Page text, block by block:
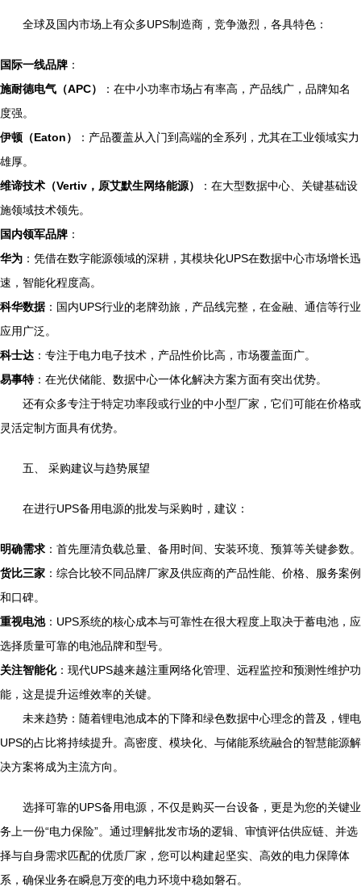
全球及国内市场上有众多UPS制造商，竞争激烈，各具特色：
国际一线品牌 ：
施耐德电气（APC）
：在中小功率市场占有率高，产品线广，品牌知名
度强。
伊顿（Eaton）
：产品覆盖从入门到高端的全系列，尤其在工业领域实力
雄厚。
维谛技术（Vertiv，原艾默生网络能源）
：在大型数据中心、关键基础设
施领域技术领先。
国内领军品牌 ：
华为 ：凭借在数字能源领域的深耕，其模块化UPS在数据中心市场增长迅
速，智能化程度高。
科华数据：国内UPS行业的老牌劲旅，产品线完整，在金融、通信等行业
应用广泛。
科士达 ：专注于电力电子技术，产品性价比高，市场覆盖面广。
易事特：在光伏储能、数据中心一体化解决方案方面有突出优势。
还有众多专注于特定功率段或行业的中小型厂家，它们可能在价格或
灵活定制方面具有优势。
五、 采购建议与趋势展望
在进行UPS备用电源的批发与采购时，建议：
明确需求 ：首先厘清负载总量、备用时间、安装环境、预算等关键参数。
货比三家 ：综合比较不同品牌厂家及供应商的产品性能、价格、服务案例
和口碑。
重视电池：UPS系统的核心成本与可靠性在很大程度上取决于蓄电池，应
选择质量可靠的电池品牌和型号。
关注智能化：现代UPS越来越注重网络化管理、远程监控和预测性维护功
能，这是提升运维效率的关键。
未来趋势：随着锂电池成本的下降和绿色数据中心理念的普及，锂电
UPS的占比将持续提升。高密度、模块化、与储能系统融合的智慧能源解
决方案将成为主流方向。
选择可靠的UPS备用电源，不仅是购买一台设备，更是为您的关键业
务上一份“电力保险”。通过理解批发市场的逻辑、审慎评估供应链、并选
择与自身需求匹配的优质厂家，您可以构建起坚实、高效的电力保障体
系，确保业务在瞬息万变的电力环境中稳如磐石。